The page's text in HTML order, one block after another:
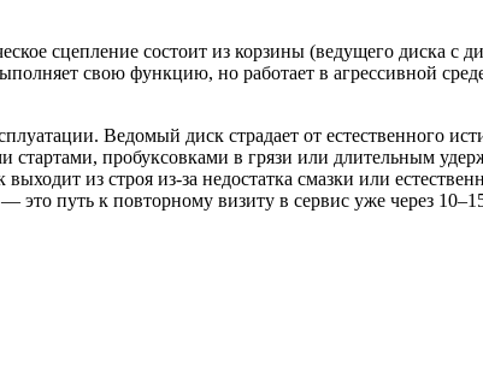
сцепление состоит из корзины (ведущего диска с
свою функцию, но работает в агрессивной
Ведомый диск страдает от естественного
стартами, пробуксовками в грязи или длительным
из строя из-за недостатка смазки или
это путь к повторному визиту в сервис уже через